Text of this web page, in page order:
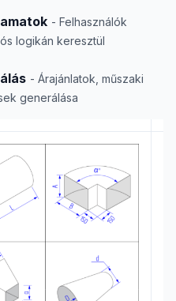
- Felhasználók
logikán keresztül
- Árajánlatok, műszaki
generálása